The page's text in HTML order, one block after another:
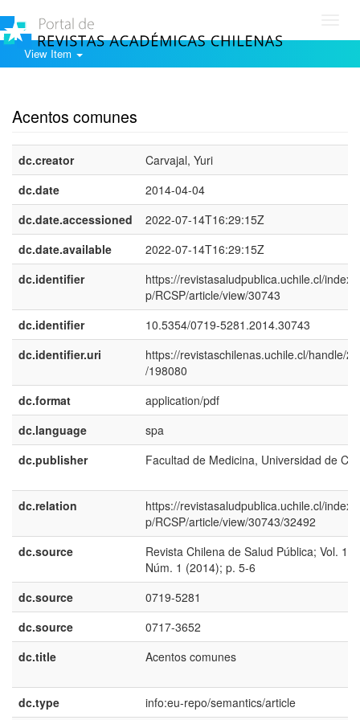
View Item
Acentos comunes
dc.creator
Carvajal, Yuri
dc.date
2014-04-04
dc.date.accessioned
2022-07-14T16:29:15Z
dc.date.available
2022-07-14T16:29:15Z
dc.identifier
https://revistasaludpublica.uchile.cl/
p/RCSP/article/view/30743
dc.identifier
10.5354/0719-5281.2014.30743
dc.identifier.uri
https://revistaschilenas.uchile.cl/handle/
/198080
dc.format
application/pdf
dc.language
spa
dc.publisher
Facultad de Medicina, Universidad de
dc.relation
https://revistasaludpublica.uchile.cl/
p/RCSP/article/view/30743/32492
dc.source
Revista Chilena de Salud Pública; Vol. 18
Núm. 1 (2014); p. 5-6
dc.source
0719-5281
dc.source
0717-3652
dc.title
Acentos comunes
dc.type info:eu-repo/semantics/article